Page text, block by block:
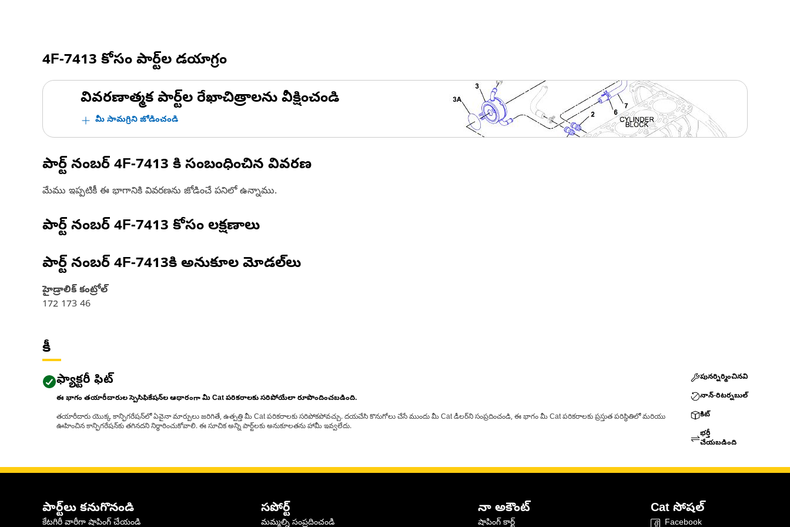
4F-7413 కోసం పార్ట్‌ల డయాగ్రం
వివరణాత్మక పార్ట్‌ల రేఖాచిత్రాలను వీక్షించండి
మీ సామగ్రిని జోడించండి
పార్ట్ నంబర్ 4F-7413 కి సంబంధించిన వివరణ
మేము ఇప్పటికీ ఈ భాగానికి వివరణను జోడించే పనిలో ఉన్నాము.
పార్ట్ నంబర్ 4F-7413 కోసం లక్షణాలు
పార్ట్ నంబర్ 4F-7413కి అనుకూల మోడల్‌లు
హైడ్రాలిక్ కంట్రోల్
172 173 46
కీ
ఫ్యాక్టరీ ఫిట్
ఈ భాగం తయారీదారుల స్పెసిఫికేషన్‌ల ఆధారంగా మీ Cat పరికరాలకు సరిపోయేలా రూపొందించబడింది.
తయారీదారు యొక్క కాన్ఫిగరేషన్‌లో ఏవైనా మార్పులు జరిగితే, ఉత్పత్తి మీ Cat పరికరాలకు సరిపోకపోవచ్చు. దయచేసి కొనుగోలు చేసే ముందు మీ Cat డీలర్‌ని సంప్రదించండి, ఈ భాగం మీ Cat పరికరాలకు ప్రస్తుత పరిస్థితిలో మరియు
ఊహించిన కాన్ఫిగరేషన్‌కు తగినదని నిర్ధారించుకోవాలి. ఈ సూచిక అన్ని పార్ట్‌లకు అనుకూలతను హామీ ఇవ్వలేదు.
పునర్నిర్మించినవి
నాన్-రిటర్నబుల్
కిట్
భర్తీ
చేయబడింది
పార్ట్‌లు కనుగొనండి
కేటగిరీ వారీగా షాపింగ్ చేయండి
సపోర్ట్
మమ్మల్ని సంప్రదించండి
నా అకౌంట్
షాపింగ్ కార్ట్
Cat సోషల్
Facebook